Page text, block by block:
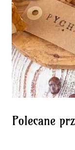
Polecane